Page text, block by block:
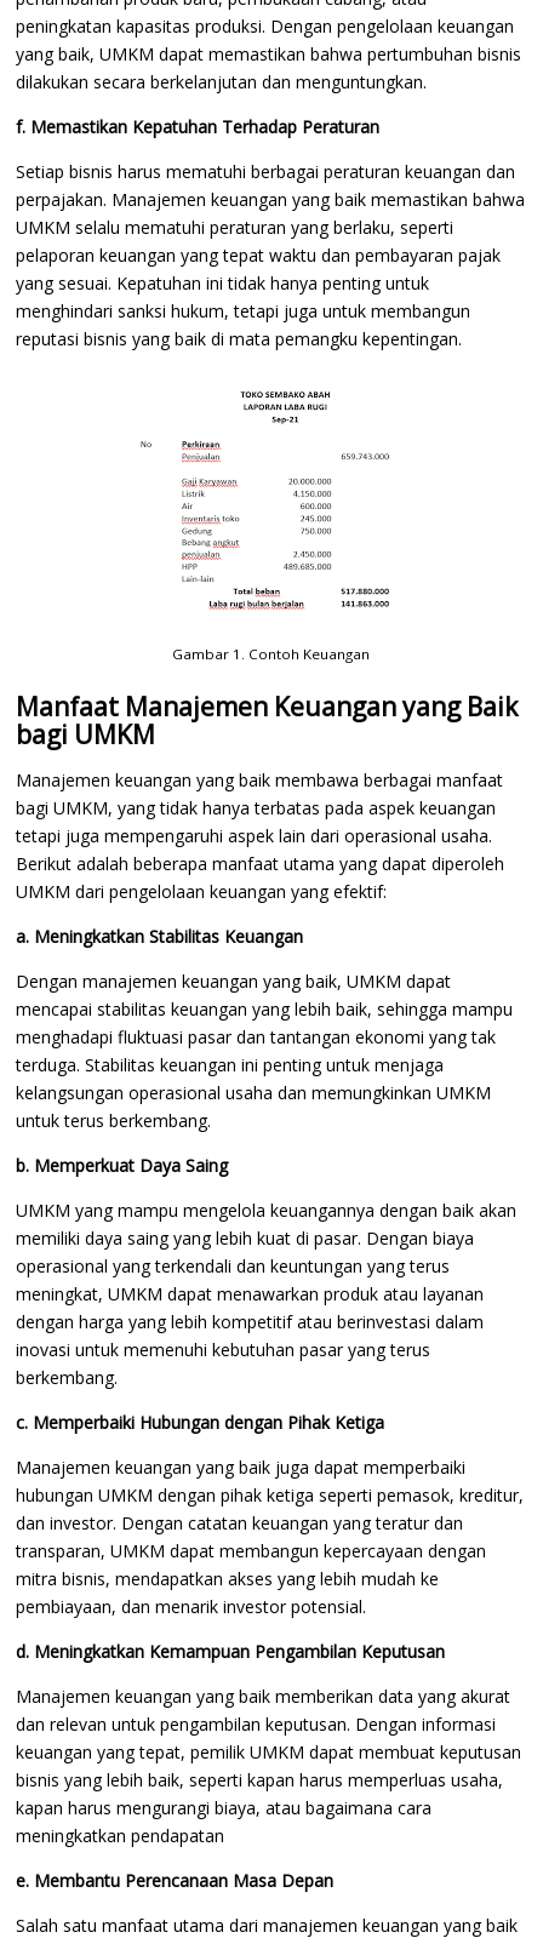
peningkatan kapasitas produksi. Dengan pengelolaan keuangan
yang baik, UMKM dapat memastikan bahwa pertumbuhan bisnis
dilakukan secara berkelanjutan dan menguntungkan.
f. Memastikan Kepatuhan Terhadap Peraturan
Setiap bisnis harus mematuhi berbagai peraturan keuangan dan
perpajakan. Manajemen keuangan yang baik memastikan bahwa
UMKM selalu mematuhi peraturan yang berlaku, seperti
pelaporan keuangan yang tepat waktu dan pembayaran pajak
yang sesuai. Kepatuhan ini tidak hanya penting untuk
menghindari sanksi hukum, tetapi juga untuk membangun
reputasi bisnis yang baik di mata pemangku kepentingan.
Gambar 1. Contoh Keuangan
Manfaat Manajemen Keuangan yang Baik
bagi UMKM
Manajemen keuangan yang baik membawa berbagai manfaat
bagi UMKM, yang tidak hanya terbatas pada aspek keuangan
tetapi juga mempengaruhi aspek lain dari operasional usaha.
Berikut adalah beberapa manfaat utama yang dapat diperoleh
UMKM dari pengelolaan keuangan yang efektif:
a. Meningkatkan Stabilitas Keuangan
Dengan manajemen keuangan yang baik, UMKM dapat
mencapai stabilitas keuangan yang lebih baik, sehingga mampu
menghadapi fluktuasi pasar dan tantangan ekonomi yang tak
terduga. Stabilitas keuangan ini penting untuk menjaga
kelangsungan operasional usaha dan memungkinkan UMKM
untuk terus berkembang.
b. Memperkuat Daya Saing
UMKM yang mampu mengelola keuangannya dengan baik akan
memiliki daya saing yang lebih kuat di pasar. Dengan biaya
operasional yang terkendali dan keuntungan yang terus
meningkat, UMKM dapat menawarkan produk atau layanan
dengan harga yang lebih kompetitif atau berinvestasi dalam
inovasi untuk memenuhi kebutuhan pasar yang terus
berkembang.
c. Memperbaiki Hubungan dengan Pihak Ketiga
Manajemen keuangan yang baik juga dapat memperbaiki
hubungan UMKM dengan pihak ketiga seperti pemasok, kreditur,
dan investor. Dengan catatan keuangan yang teratur dan
transparan, UMKM dapat membangun kepercayaan dengan
mitra bisnis, mendapatkan akses yang lebih mudah ke
pembiayaan, dan menarik investor potensial.
d. Meningkatkan Kemampuan Pengambilan Keputusan
Manajemen keuangan yang baik memberikan data yang akurat
dan relevan untuk pengambilan keputusan. Dengan informasi
keuangan yang tepat, pemilik UMKM dapat membuat keputusan
bisnis yang lebih baik, seperti kapan harus memperluas usaha,
kapan harus mengurangi biaya, atau bagaimana cara
meningkatkan pendapatan
e. Membantu Perencanaan Masa Depan
Salah satu manfaat utama dari manajemen keuangan yang baik